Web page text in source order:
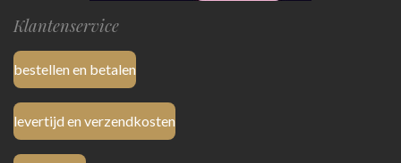
Klantenservice
bestellen en betalen
levertijd en verzendkosten